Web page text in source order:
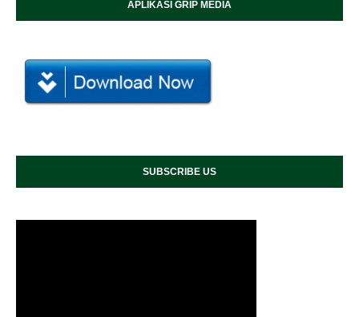
APLIKASI GRIP MEDIA
SUBSCRIBE US